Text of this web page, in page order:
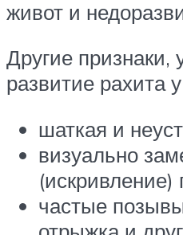
живот и
Другие
развитие рахита у
шаткая и
визуально
(искривление)
частые